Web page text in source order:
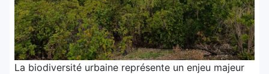
La biodiversité urbaine représente un enjeu majeur